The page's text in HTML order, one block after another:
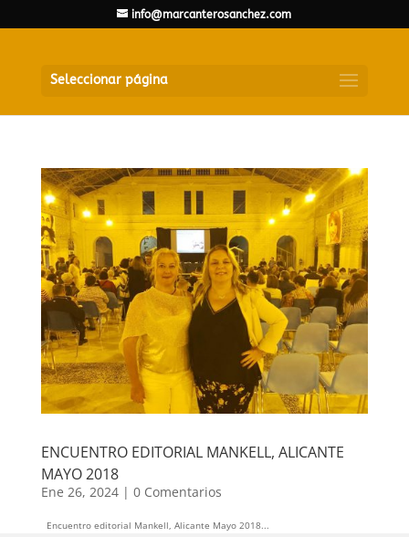
info@marcanterosanchez.com
Seleccionar página
ENCUENTRO EDITORIAL MANKELL, ALICANTE
MAYO 2018
Ene 26, 2024| 0 Comentarios
Encuentro editorial Mankell, Alicante Mayo 2018...